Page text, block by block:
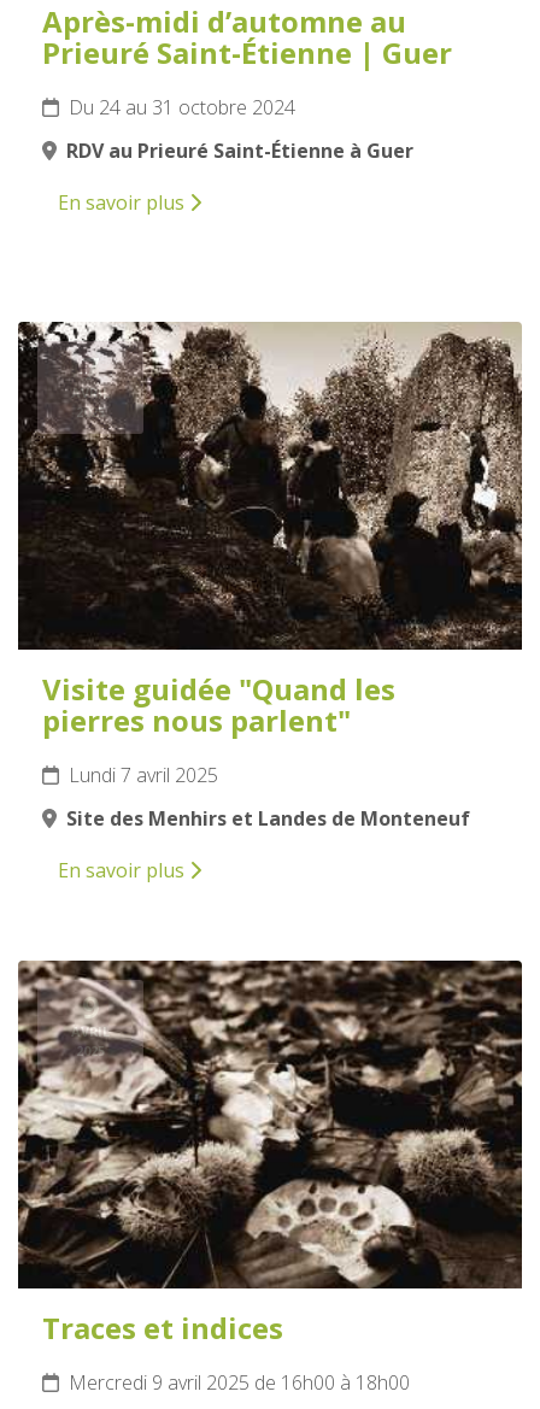
Après-midi d’automne au
Prieuré Saint-Étienne | Guer
Du 24 au 31 octobre 2024
RDV au Prieuré Saint-Étienne à Guer
En savoir plus
7
AVRIL
2025
Visite guidée "Quand les
pierres nous parlent"
Lundi 7 avril 2025
Site des Menhirs et Landes de Monteneuf
En savoir plus
9
AVRIL
2025
Traces et indices
Mercredi 9 avril 2025 de 16h00 à 18h00